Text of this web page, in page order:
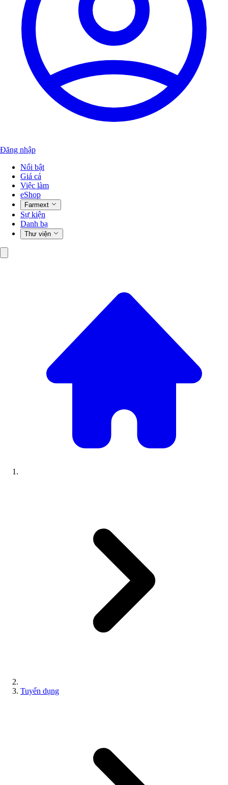
Đăng nhập
Nổi bật
Giá cả
Việc làm
eShop
Farmext
Sự kiện
Danh bạ
Thư viện
Tuyển dụng